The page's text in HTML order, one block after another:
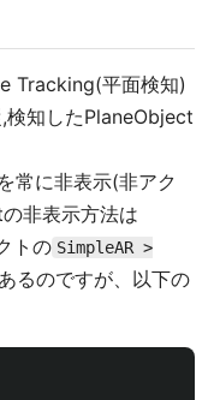
Tracking(平面検知)
検知したPlaneObject
常に非表示(非アク
非表示方法は
トの SimpleAR >
るのですが、以下の